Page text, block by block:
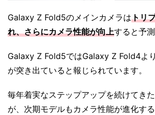
Galaxy Z Fold5のメインカメラはトリ
れ、さらにカメラ性能が向上すると予
Galaxy Z Fold5ではGalaxy Z Fold4よ
が突き出ていると報じられています。
毎年着実なステップアップを続けてき
が、次期モデルもカメラ性能が進化する